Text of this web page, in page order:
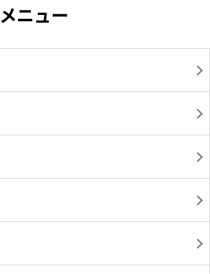
メニュー